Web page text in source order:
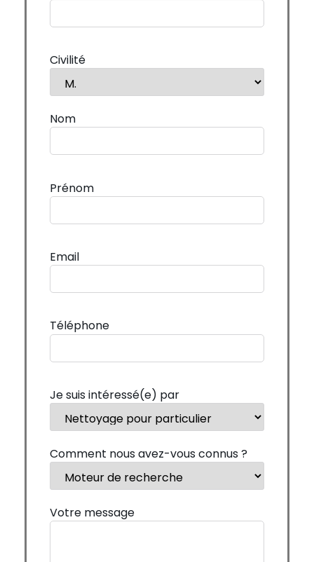
Civilité
Nom
Prénom
Email
Téléphone
Je suis intéressé(e) par
Comment nous avez-vous connus ?
Votre message